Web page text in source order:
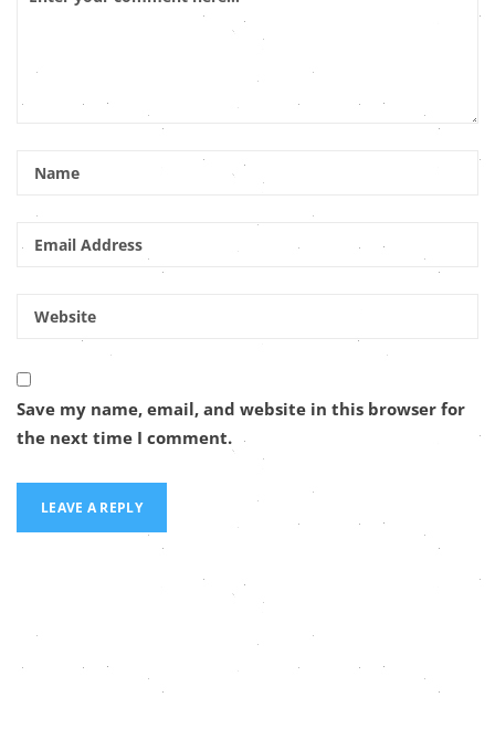
Save my name, email, and website in this browser for
the next time I comment.